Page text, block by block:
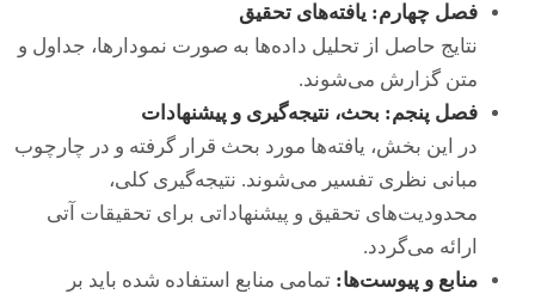
فصل چهارم: یافته‌های تحقیق
نتایج حاصل از تحلیل داده‌ها به صورت نمودارها، جداول و
متن گزارش می‌شوند.
فصل پنجم: بحث، نتیجه‌گیری و پیشنهادات
در این بخش، یافته‌ها مورد بحث قرار گرفته و در چارچوب
مبانی نظری تفسیر می‌شوند. نتیجه‌گیری کلی،
محدودیت‌های تحقیق و پیشنهاداتی برای تحقیقات آتی
ارائه می‌گردد.
منابع و پیوست‌ها: تمامی منابع استفاده شده باید بر